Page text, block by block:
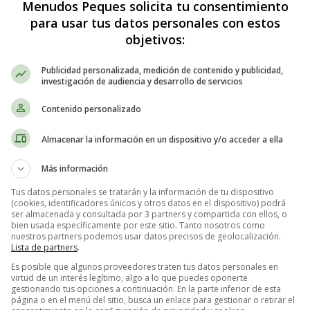
de los bebés?
períodos de desarrollo que ocurren durante los primeros dos
y físico, que a menudo se acompaña decambios en el
mágicas y lo que los padres pueden esperar durante estos
cambio y desarrollo acelerado. Durante este tiempo, los bebés
son momentos específicos en el desarrollo del bebé en los
Menudos Peques solicita tu consentimiento
para usar tus datos personales con estos
objetivos:
Publicidad personalizada, medición de contenido y publicidad,
investigación de audiencia y desarrollo de servicios
Contenido personalizado
Almacenar la información en un dispositivo y/o acceder a ella
Más información
Tus datos personales se tratarán y la información de tu dispositivo
(cookies, identificadores únicos y otros datos en el dispositivo) podrá
ser almacenada y consultada por 3 partners y compartida con ellos, o
bien usada específicamente por este sitio. Tanto nosotros como
nuestros partners podemos usar datos precisos de geolocalización.
Lista de partners.
Es posible que algunos proveedores traten tus datos personales en
virtud de un interés legítimo, algo a lo que puedes oponerte
gestionando tus opciones a continuación. En la parte inferior de esta
página o en el menú del sitio, busca un enlace para gestionar o retirar el